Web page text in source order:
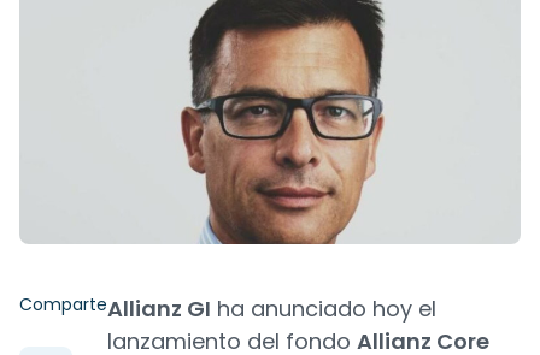
ComparteAllianz GI ha anunciado hoy el
lanzamiento del fondo Allianz Core